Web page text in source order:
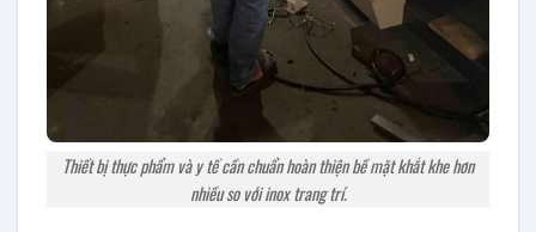
Thiết bị thực phẩm và y tế cần chuẩn hoàn thiện bề mặt khắt khe hơn
nhiều so với inox trang trí.